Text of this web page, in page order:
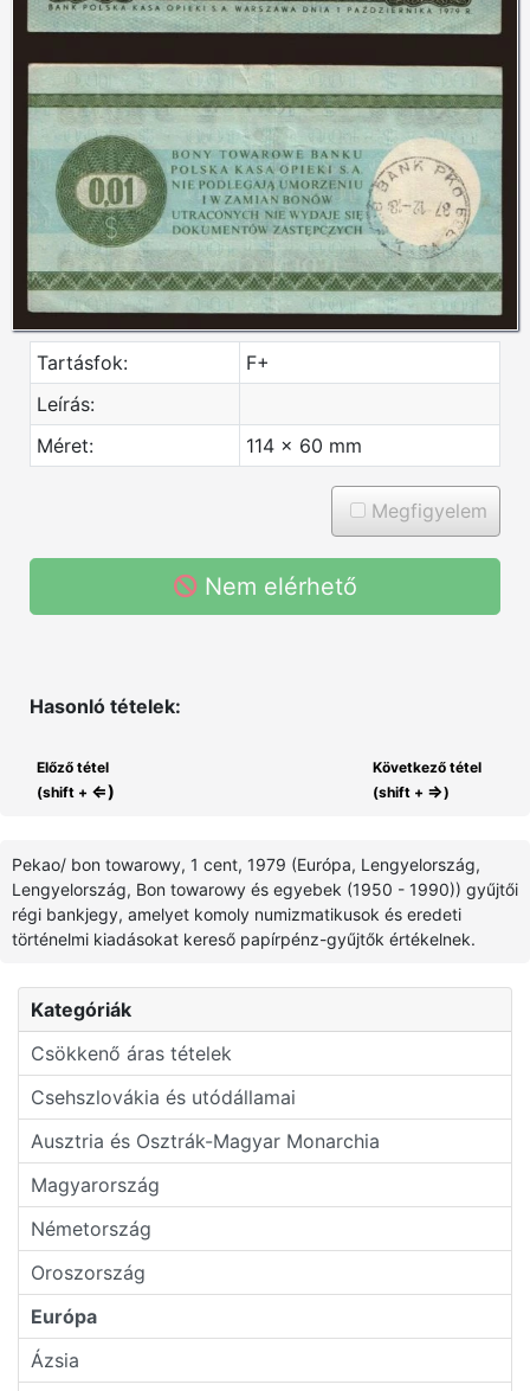
Kategóriák
Csökkenő áras tételek
Csehszlovákia és utódállamai
Ausztria és Osztrák-Magyar Monarchia
Magyarország
Németország
Oroszország
Európa
Ázsia
Tartásfok:
F+
Leírás:
Méret:
114 x 60 mm
Megfigyelem
Nem elérhető
Hasonló tételek:
Előző tétel
(shift + ⇐)
Következő tétel
(shift + ⇒)
Pekao/ bon towarowy, 1 cent, 1979 (Európa, Lengyelország,
Lengyelország, Bon towarowy és egyebek (1950 - 1990)) gyűjtői
régi bankjegy, amelyet komoly numizmatikusok és eredeti
történelmi kiadásokat kereső papírpénz-gyűjtők értékelnek.